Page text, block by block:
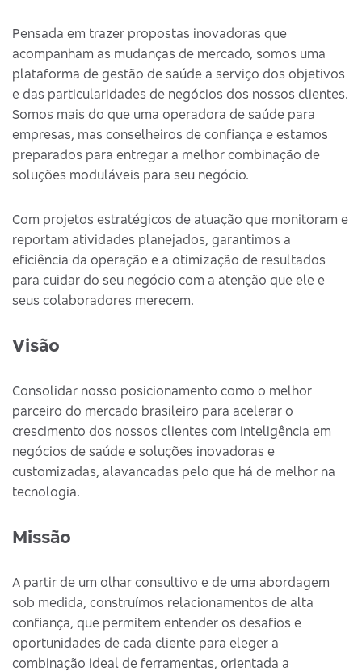
Pensada em trazer propostas inovadoras que
acompanham as mudanças de mercado, somos uma
plataforma de gestão de saúde a serviço dos objetivos
e das particularidades de negócios dos nossos clientes.
Somos mais do que uma operadora de saúde para
empresas, mas conselheiros de confiança e estamos
preparados para entregar a melhor combinação de
soluções moduláveis para seu negócio.
Com projetos estratégicos de atuação que monitoram e
reportam atividades planejados, garantimos a
eficiência da operação e a otimização de resultados
para cuidar do seu negócio com a atenção que ele e
seus colaboradores merecem.
Visão
Consolidar nosso posicionamento como o melhor
parceiro do mercado brasileiro para acelerar o
crescimento dos nossos clientes com inteligência em
negócios de saúde e soluções inovadoras e
customizadas, alavancadas pelo que há de melhor na
tecnologia.
Missão
A partir de um olhar consultivo e de uma abordagem
sob medida, construímos relacionamentos de alta
confiança, que permitem entender os desafios e
oportunidades de cada cliente para eleger a
combinação ideal de ferramentas, orientada a